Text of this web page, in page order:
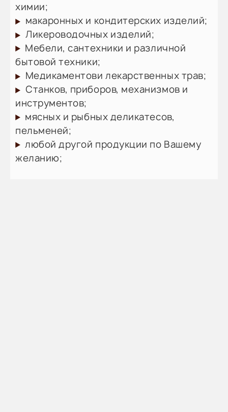
химии;
макаронных и кондитерских изделий;
Ликероводочных изделий;
Мебели, сантехники и различной
бытовой техники;
Медикаментови лекарственных трав;
Станков, приборов, механизмов и
инструментов;
мясных и рыбных деликатесов,
пельменей;
любой другой продукции по Вашему
желанию;